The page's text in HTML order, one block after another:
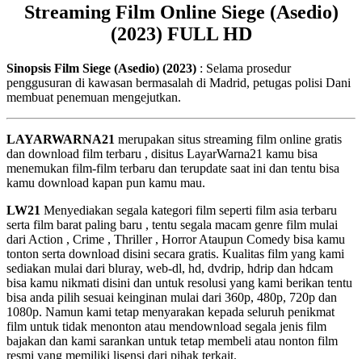
Streaming Film Online Siege (Asedio)
(2023) FULL HD
Sinopsis Film Siege (Asedio) (2023) : Selama prosedur
penggusuran di kawasan bermasalah di Madrid, petugas polisi Dani
membuat penemuan mengejutkan.
LAYARWARNA21 merupakan situs streaming film online gratis
dan download film terbaru , disitus LayarWarna21 kamu bisa
menemukan film-film terbaru dan terupdate saat ini dan tentu bisa
kamu download kapan pun kamu mau.
LW21 Menyediakan segala kategori film seperti film asia terbaru
serta film barat paling baru , tentu segala macam genre film mulai
dari Action , Crime , Thriller , Horror Ataupun Comedy bisa kamu
tonton serta download disini secara gratis. Kualitas film yang kami
sediakan mulai dari bluray, web-dl, hd, dvdrip, hdrip dan hdcam
bisa kamu nikmati disini dan untuk resolusi yang kami berikan tentu
bisa anda pilih sesuai keinginan mulai dari 360p, 480p, 720p dan
1080p. Namun kami tetap menyarakan kepada seluruh penikmat
film untuk tidak menonton atau mendownload segala jenis film
bajakan dan kami sarankan untuk tetap membeli atau nonton film
resmi yang memiliki lisensi dari pihak terkait.